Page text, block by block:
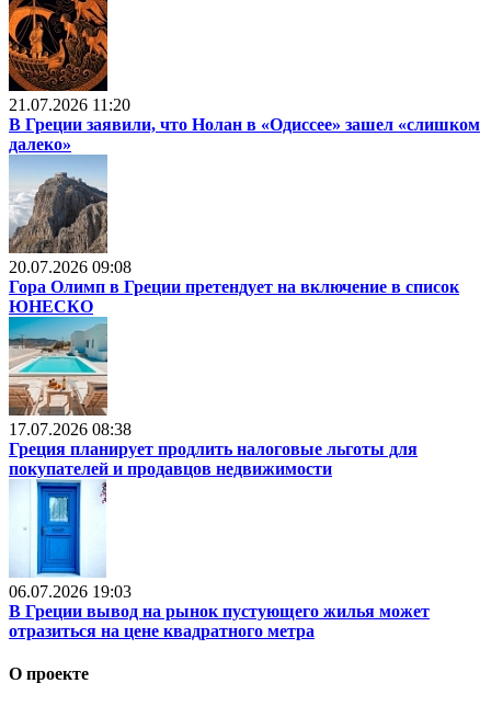
21.07.2026 11:20
В Греции заявили, что Нолан в «Одиссее» зашел «слишком
далеко»
20.07.2026 09:08
Гора Олимп в Греции претендует на включение в список
ЮНЕСКО
17.07.2026 08:38
Греция планирует продлить налоговые льготы для
покупателей и продавцов недвижимости
06.07.2026 19:03
В Греции вывод на рынок пустующего жилья может
отразиться на цене квадратного метра
О проекте